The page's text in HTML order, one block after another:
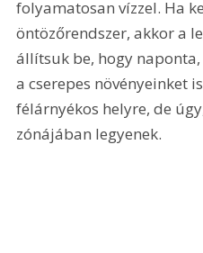
folyamatosan vízzel. Ha
öntözőrendszer, akkor a
állítsuk be, hogy
a cserepes növényeinket
félárnyékos helyre, de
zónájában legyenek.